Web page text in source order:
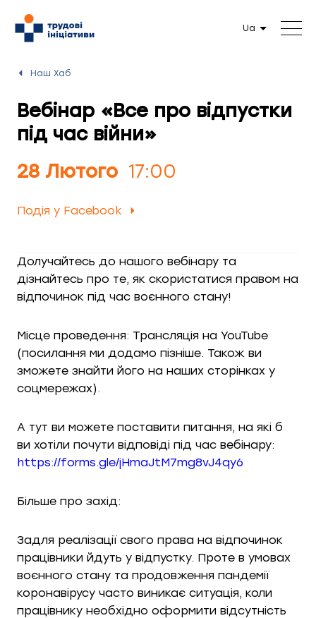
Ua
Наш Хаб
Вебінар «Все про відпустки
під час війни»
28 Лютого 17:00
Подія у Facebook
Долучайтесь до нашого вебінару та
дізнайтесь про те, як скористатися правом на
відпочинок під час воєнного стану!
Місце проведення: Трансляція на YouTube
(посилання ми додамо пізніше. Також ви
зможете знайти його на наших сторінках у
соцмережах).
А тут ви можете поставити питання, на які б
ви хотіли почути відповіді під час вебінару:
https://forms.gle/jHmaJtM7mg8vJ4qy6
Більше про захід:
Задля реалізації свого права на відпочинок
працівники йдуть у відпустку. Проте в умовах
воєнного стану та продовження пандемії
коронавірусу часто виникає ситуація, коли
працівнику необхідно оформити відсутність